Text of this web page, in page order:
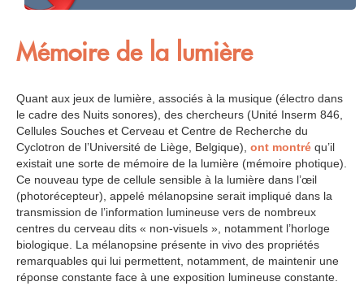
Mémoire de la lumière
Quant aux jeux de lumière, associés à la musique (électro dans
le cadre des Nuits sonores), des chercheurs (Unité Inserm 846,
Cellules Souches et Cerveau et Centre de Recherche du
Cyclotron de l’Université de Liège, Belgique), ont montré qu’il
existait une sorte de mémoire de la lumière (mémoire photique).
Ce nouveau type de cellule sensible à la lumière dans l’œil
(photorécepteur), appelé mélanopsine serait impliqué dans la
transmission de l’information lumineuse vers de nombreux
centres du cerveau dits « non-visuels », notamment l’horloge
biologique. La mélanopsine présente in vivo des propriétés
remarquables qui lui permettent, notamment, de maintenir une
réponse constante face à une exposition lumineuse constante.